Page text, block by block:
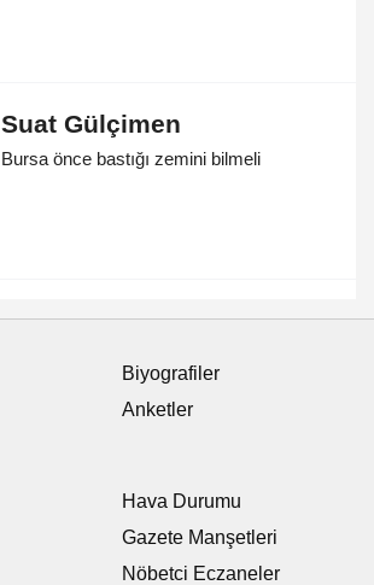
Suat Gülçimen
Bursa önce bastığı zemini bilmeli
Biyografiler
Anketler
Hava Durumu
Gazete Manşetleri
Nöbetci Eczaneler